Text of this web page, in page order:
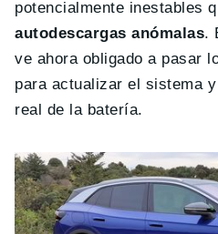
potencialmente inestables
autodescargas anómalas.
ve ahora obligado a pasar
para actualizar el sistema
real de la batería.